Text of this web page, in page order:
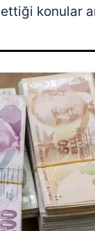
konular